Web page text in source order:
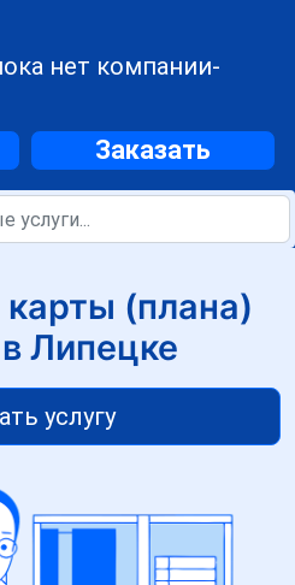
нет компании-
Заказать
карты (плана)
Липецке
услугу